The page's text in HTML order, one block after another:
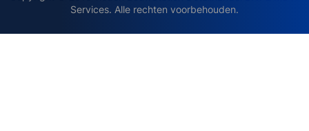
z
Services. Alle rechten voorbehouden.